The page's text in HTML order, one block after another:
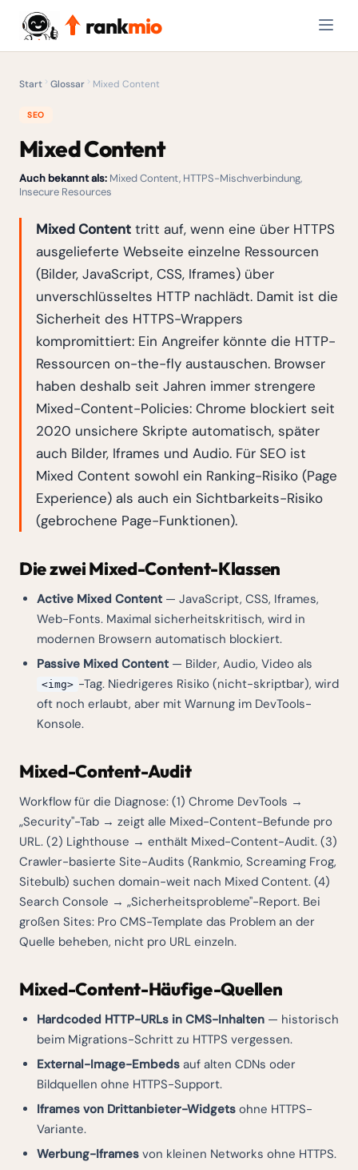
rankmio
Start Glossar Mixed Content
SEO
Mixed Content
Auch bekannt als: Mixed Content, HTTPS-Mischverbindung,
Insecure Resources
Mixed Content tritt auf, wenn eine über HTTPS
ausgelieferte Webseite einzelne Ressourcen
(Bilder, JavaScript, CSS, Iframes) über
unverschlüsseltes HTTP nachlädt. Damit ist die
Sicherheit des HTTPS-Wrappers
kompromittiert: Ein Angreifer könnte die HTTP-
Ressourcen on-the-fly austauschen. Browser
haben deshalb seit Jahren immer strengere
Mixed-Content-Policies: Chrome blockiert seit
2020 unsichere Skripte automatisch, später
auch Bilder, Iframes und Audio. Für SEO ist
Mixed Content sowohl ein Ranking-Risiko (Page
Experience) als auch ein Sichtbarkeits-Risiko
(gebrochene Page-Funktionen).
Die zwei Mixed-Content-Klassen
Active Mixed Content — JavaScript, CSS, Iframes,
Web-Fonts. Maximal sicherheitskritisch, wird in
modernen Browsern automatisch blockiert.
Passive Mixed Content — Bilder, Audio, Video als
<img> -Tag. Niedrigeres Risiko (nicht-skriptbar), wird
oft noch erlaubt, aber mit Warnung im DevTools-
Konsole.
Mixed-Content-Audit
Workflow für die Diagnose: (1) Chrome DevTools →
„Security"-Tab → zeigt alle Mixed-Content-Befunde pro
URL. (2) Lighthouse → enthält Mixed-Content-Audit. (3)
Crawler-basierte Site-Audits (Rankmio, Screaming Frog,
Sitebulb) suchen domain-weit nach Mixed Content. (4)
Search Console → „Sicherheitsprobleme"-Report. Bei
großen Sites: Pro CMS-Template das Problem an der
Quelle beheben, nicht pro URL einzeln.
Mixed-Content-Häufige-Quellen
Hardcoded HTTP-URLs in CMS-Inhalten — historisch
beim Migrations-Schritt zu HTTPS vergessen.
External-Image-Embeds auf alten CDNs oder
Bildquellen ohne HTTPS-Support.
Iframes von Drittanbieter-Widgets ohne HTTPS-
Variante.
Werbung-Iframes von kleinen Networks ohne HTTPS.